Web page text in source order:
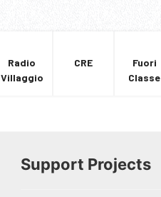
Radio
Villaggio
CRE
Fuori
Classe
Support Projects